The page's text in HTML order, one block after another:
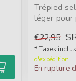
Trépied
léger pour
lumiè...
€22,95
* Taxes
d'expédition
En rupture